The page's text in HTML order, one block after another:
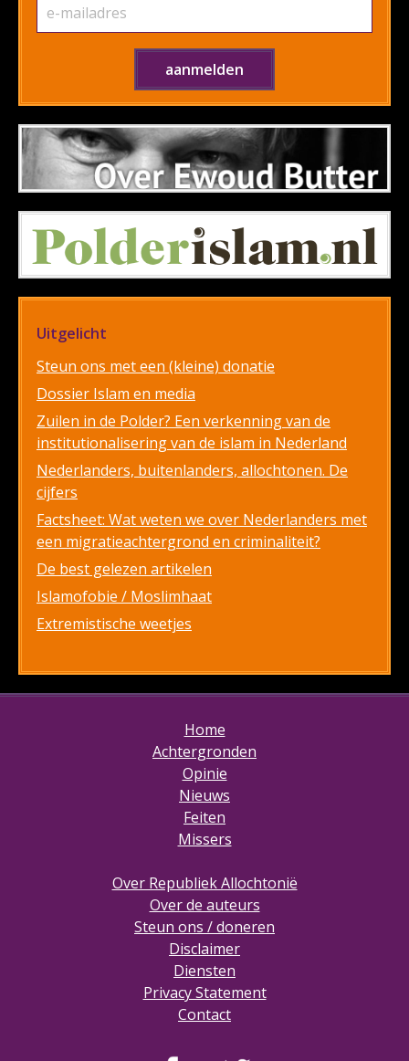
Uitgelicht
Steun ons met een (kleine) donatie
Dossier Islam en media
Zuilen in de Polder? Een verkenning van de
institutionalisering van de islam in Nederland
Nederlanders, buitenlanders, allochtonen. De
cijfers
Factsheet: Wat weten we over Nederlanders met
een migratieachtergrond en criminaliteit?
De best gelezen artikelen
Islamofobie / Moslimhaat
Extremistische weetjes
Home
Achtergronden
Opinie
Nieuws
Feiten
Missers
Over Republiek Allochtonië
Over de auteurs
Steun ons / doneren
Disclaimer
Diensten
Privacy Statement
Contact